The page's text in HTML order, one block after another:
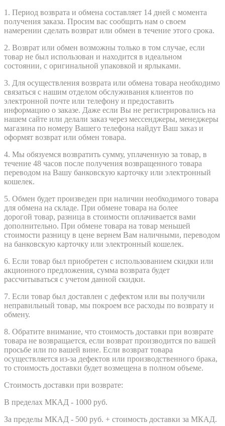
1. Период возврата и обмена составляет 14 дней с момента
получения заказа. Просим вас сообщить нам о своем
намерении сделать возврат или обмен в течение этого срока.
2. Возврат или обмен возможны только в том случае, если
товар не был использован и находится в идеальном
состоянии, с оригинальной упаковкой и ярлыками.
3. Для осуществления возврата или обмена товара необходимо
связаться с нашим отделом обслуживания клиентов по
электронной почте или телефону и предоставить
информацию о заказе. Даже если Вы не регистрировались на
нашем сайте или делали заказ через мессенджеры, менеджеры
магазина по номеру Вашего телефона найдут Ваш заказ и
оформят возврат или обмен товара.
4. Мы обязуемся возвратить сумму, уплаченную за товар, в
течение 48 часов после получения возвращенного товара
переводом на Вашу банковскую карточку или электронный
кошелек.
5. Обмен будет произведен при наличии необходимого товара
для обмена на складе. При обмене товара на более
дорогой товар, разница в стоимости оплачивается вами
дополнительно. При обмене товара на товар меньшей
стоимости разницу в цене вернем Вам наличными, переводом
на банковскую карточку или электронный кошелек.
6. Если товар был приобретен с использованием скидки или
акционного предложения, сумма возврата будет
рассчитываться с учетом данной скидки.
7. Если товар был доставлен с дефектом или вы получили
неправильный товар, мы покроем все расходы по возврату и
обмену.
8. Обратите внимание, что стоимость доставки при возврате
товара не возвращается, если возврат производится по вашей
просьбе или по вашей вине. Если возврат товара
осуществляется из-за дефектов или производственного брака,
то стоимость доставки будет возмещена в полном объеме.
Стоимость доставки при возврате:
В пределах МКАД - 1000 руб.
За пределы МКАД - 500 руб. + стоимость доставки за МКАД.